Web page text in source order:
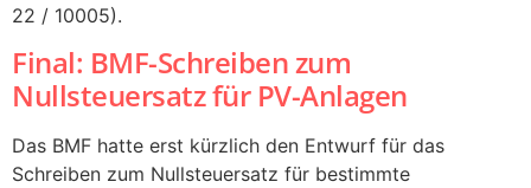
22 / 10005).
Final: BMF-Schreiben zum
Nullsteuersatz für PV-Anlagen
Das BMF hatte erst kürzlich den Entwurf für das
Schreiben zum Nullsteuersatz für bestimmte